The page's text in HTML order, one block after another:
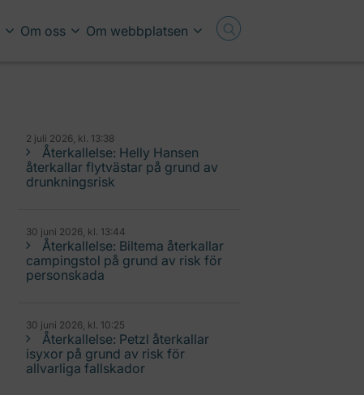
Om oss Om webbplatsen
2 juli 2026, kl. 13:38
Återkallelse: Helly Hansen
återkallar flytvästar på grund av
drunkningsrisk
30 juni 2026, kl. 13:44
Återkallelse: Biltema återkallar
campingstol på grund av risk för
personskada
30 juni 2026, kl. 10:25
Återkallelse: Petzl återkallar
isyxor på grund av risk för
allvarliga fallskador